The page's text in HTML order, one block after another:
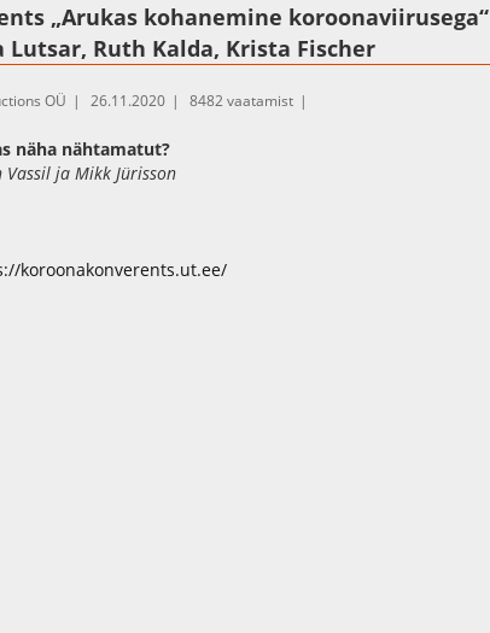
„Arukas kohanemine koroonaviirusega“
Ruth Kalda, Krista Fischer
OÜ 26.11.2020 8482 vaatamist
näha nähtamatut?
ja Mikk Jürisson
koroonakonverents.ut.ee/